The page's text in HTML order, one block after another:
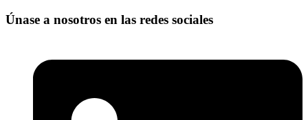
Únase a nosotros en las redes sociales